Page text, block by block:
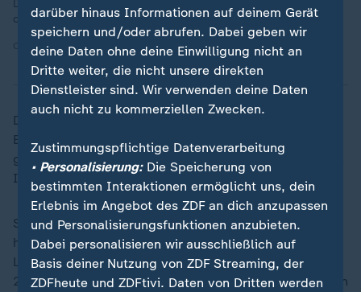
Den Wahlsieg hat Marine Le Pens Rassemblement National bei
den Parlamentswahlen 2024 knapp verpasst.
Quelle: DPA
Die RN-Fraktion ist derzeit die größte
Einzelfraktion in der Nationalversammlung. Die Partei
gibt sich staatstragend und arbeitet an einem seriösen
Image.
Seine ausländerfeindliche und europaskeptische Linie
hat der RN nicht geändert. RN-Fraktionschefin Marine
Le Pen will bei der nächsten Präsidentschaftswahl
2027 zum vierten Mal antreten und hat nach Umfragen
darüber hinaus Informationen auf deinem Gerät
speichern und/oder abrufen. Dabei geben wir
deine Daten ohne deine Einwilligung nicht an
Dritte weiter, die nicht unsere direkten
Dienstleister sind. Wir verwenden deine Daten
auch nicht zu kommerziellen Zwecken.
Zustimmungspflichtige Datenverarbeitung
• Personalisierung:Die Speicherung von
bestimmten Interaktionen ermöglicht uns, dein
Erlebnis im Angebot des ZDF an dich anzupassen
und Personalisierungsfunktionen anzubieten.
Dabei personalisieren wir ausschließlich auf
Basis deiner Nutzung von ZDF Streaming, der
ZDFheute und ZDFtivi. Daten von Dritten werden